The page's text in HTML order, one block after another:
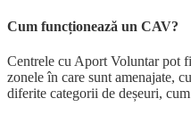
Cum funcționează un CAV?
Centrele cu Aport Voluntar pot
zonele în care sunt amenajate,
diferite categorii de deșeuri,